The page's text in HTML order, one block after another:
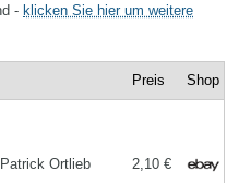
- klicken Sie hier um weitere
Preis Shop
Ortlieb 2,10 €